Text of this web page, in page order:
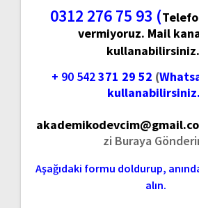
0312 276 75 93 (
vermiyoruz. Mail
kullanabilirsiniz.
+ 90 542371 29 52 (
kullanabilirsiniz.
zi Buraya
Aşağıdaki formu doldurup,
alın.